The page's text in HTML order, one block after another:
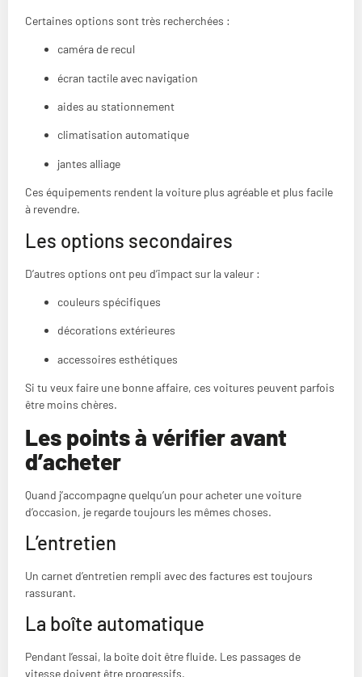
Certaines options sont très recherchées :
caméra de recul
écran tactile avec navigation
aides au stationnement
climatisation automatique
jantes alliage
Ces équipements rendent la voiture plus agréable et plus facile
à revendre.
Les options secondaires
D’autres options ont peu d’impact sur la valeur :
couleurs spécifiques
décorations extérieures
accessoires esthétiques
Si tu veux faire une bonne affaire, ces voitures peuvent parfois
être moins chères.
Les points à vérifier avant
d’acheter
Quand j’accompagne quelqu’un pour acheter une voiture
d’occasion, je regarde toujours les mêmes choses.
L’entretien
Un carnet d’entretien rempli avec des factures est toujours
rassurant.
La boîte automatique
Pendant l’essai, la boîte doit être fluide. Les passages de
vitesse doivent être progressifs.